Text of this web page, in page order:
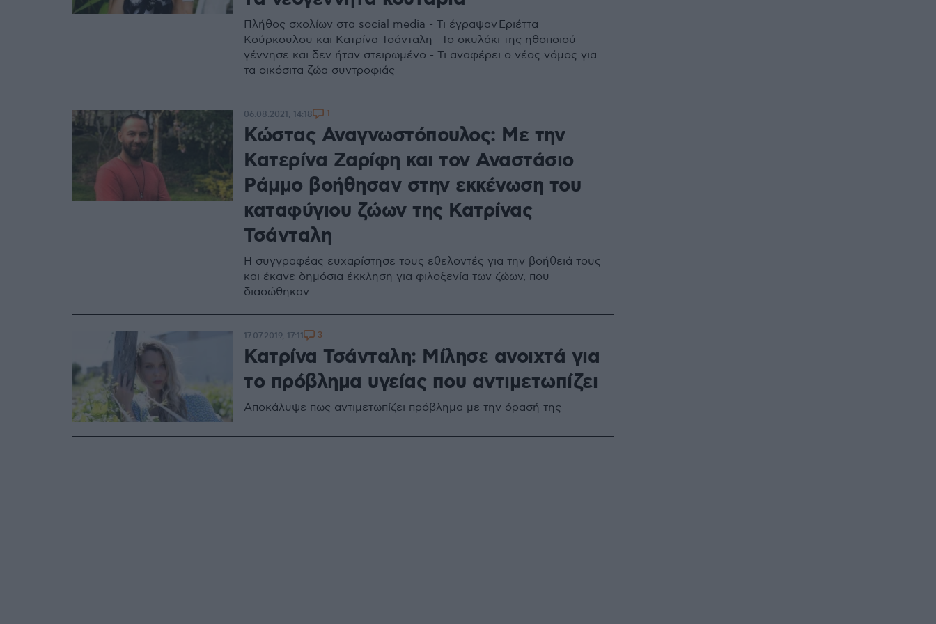
Πλήθος σχολίων στα social media - Τι έγραψαν Εριέττα
Κούρκουλου και Κατρίνα Τσάνταλη - Το σκυλάκι της ηθοποιού
γέννησε και δεν ήταν στειρωμένο - Τι αναφέρει ο νέος νόμος για
τα οικόσιτα ζώα συντροφιάς
Κώστας Αναγνωστόπουλος: Με την
Κατερίνα Ζαρίφη και τον Αναστάσιο
Ράμμο βοήθησαν στην εκκένωση του
καταφύγιου ζώων της Κατρίνας
Τσάνταλη
Η συγγραφέας ευχαρίστησε τους εθελοντές για την βοήθειά τους
και έκανε δημόσια έκκληση για φιλοξενία των ζώων, που
διασώθηκαν
06.08.2021, 14:18 1
Κατρίνα Τσάνταλη: Μίλησε ανοιχτά για
το πρόβλημα υγείας που αντιμετωπίζει
Αποκάλυψε πως αντιμετωπίζει πρόβλημα με την όρασή της
17.07.2019, 17:11 3